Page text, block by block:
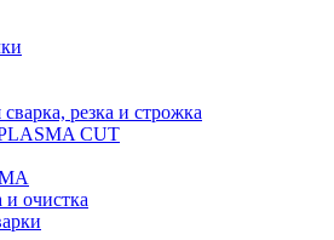
резка и строжка
CUT
и очистка